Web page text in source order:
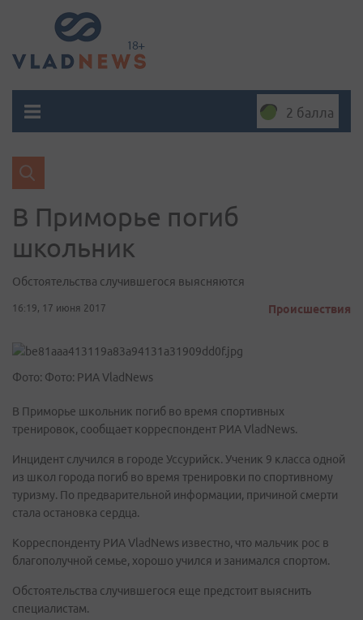
2 балла
В Приморье погиб
школьник
Обстоятельства случившегося выясняются
16:19, 17 июня 2017 Происшествия
Фото: Фото: РИА VladNews
В Приморье школьник погиб во время спортивных
тренировок, сообщает корреспондент РИА VladNews.
Инцидент случился в городе Уссурийск. Ученик 9 класса одной
из школ города погиб во время тренировки по спортивному
туризму. По предварительной информации, причиной смерти
стала остановка сердца.
Корреспонденту РИА VladNews известно, что мальчик рос в
благополучной семье, хорошо учился и занимался спортом.
Обстоятельства случившегося еще предстоит выяснить
специалистам.